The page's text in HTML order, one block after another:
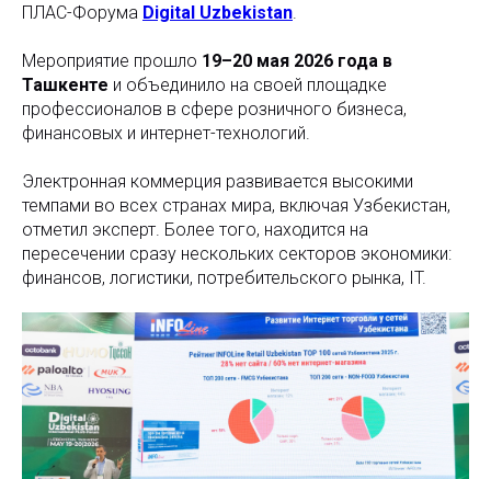
ПЛАС-Форума Digital Uzbekistan.
Мероприятие прошло 19–20 мая 2026 года в
Ташкенте и объединило на своей площадке
профессионалов в сфере розничного бизнеса,
финансовых и интернет-технологий.
Электронная коммерция развивается высокими
темпами во всех странах мира, включая Узбекистан,
отметил эксперт. Более того, находится на
пересечении сразу нескольких секторов экономики:
финансов, логистики, потребительского рынка, IT.